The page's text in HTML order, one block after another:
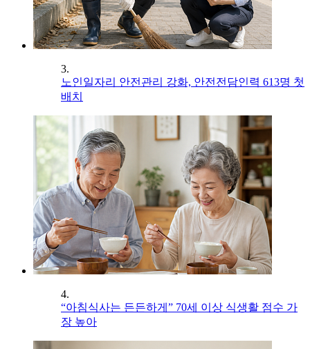
3.
노인일자리 안전관리 강화, 안전전담인력 613명 첫
배치
4.
“아침식사는 든든하게” 70세 이상 식생활 점수 가
장 높아